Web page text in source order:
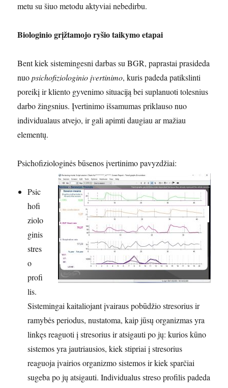
metu su šiuo metodu aktyviai nebedirbu.
Biologinio grįžtamojo ryšio taikymo etapai
Bent kiek sistemingesni darbas su BGR, paprastai prasideda
nuopsichofiziologinio įvertinimo, kuris padeda patikslinti
poreikį ir kliento gyvenimo situaciją bei suplanuoti tolesnius
darbo žingsnius. Įvertinimo išsamumas priklauso nuo
individualaus atvejo, ir gali apimti daugiau ar mažiau
elementų.
Psichofiziologinės būsenos įvertinimo pavyzdžiai:
Psic
hofi
ziolo
ginis
stres
o
profi
lis.
Sistemingai kaitaliojant įvairaus pobūdžio stresorius ir
ramybės periodus, nustatoma, kaip jūsų organizmas yra
linkęs reaguoti į stresorius ir atsigauti po jų: kurios kūno
sistemos yra jautriausios, kiek stipriai į stresorius
reaguoja įvairios organizmo sistemos ir kiek sparčiai
sugeba po jų atsigauti. Individualus streso profilis padeda